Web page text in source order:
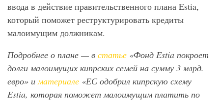
ввода в действие правительственного плана Estia,
который поможет реструктурировать кредиты
малоимущим должникам.
Подробнее о плане — в статье «Фонд Estia покроет
долги малоимущих кипрских семей на сумму 3 млрд.
евро» иматериале «ЕС одобрил кипрскую схему
Estia, которая поможет малоимущим платить по